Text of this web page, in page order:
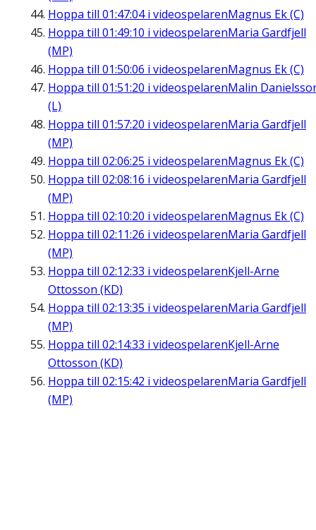
Hoppa till 01:47:04i videospelarenMagnus Ek (C)
Hoppa till 01:49:10 i videospelarenMaria Gardfjell
(MP)
Hoppa till 01:50:06 i videospelarenMagnus Ek (C)
Hoppa till 01:51:20 i videospelarenMalin
(L)
Hoppa till 01:57:20 i videospelarenMaria Gardfjell
(MP)
Hoppa till 02:06:25 i videospelarenMagnus Ek (C)
Hoppa till 02:08:16 i videospelarenMaria Gardfjell
(MP)
Hoppa till 02:10:20 i videospelarenMagnus Ek (C)
Hoppa till 02:11:26 i videospelarenMaria Gardfjell
(MP)
Hoppa till 02:12:33 i videospelarenKjell-Arne
Ottosson (KD)
Hoppa till 02:13:35 i videospelarenMaria Gardfjell
(MP)
Hoppa till 02:14:33 i videospelarenKjell-Arne
Ottosson (KD)
Hoppa till 02:15:42 i videospelarenMaria Gardfjell
(MP)